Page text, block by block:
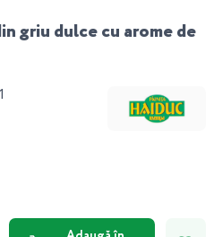
griu dulce cu arome de